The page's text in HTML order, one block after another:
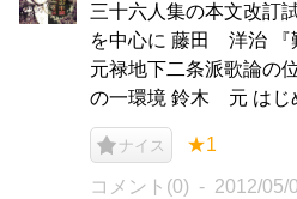
三十六人集の本文改訂
を中心に 藤田 洋治 『
元禄地下二条派歌論の
の一環境 鈴木 元 はじ
ナイス ★1
コメント(0) 2012/05/